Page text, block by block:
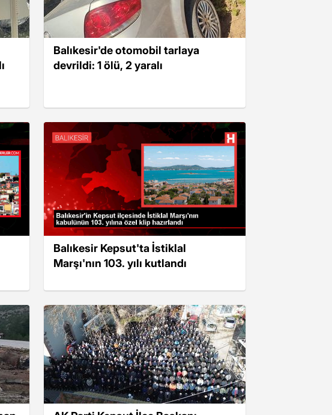
Balıkesir'de otomobil tarlaya
devrildi: 1 ölü, 2 yaralı
Balıkesir Kepsut'ta İstiklal
Marşı'nın 103. yılı kutlandı